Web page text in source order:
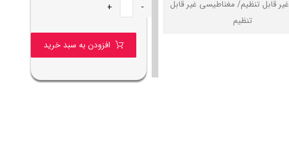
قابل تنظیم/ مغناطیسی غیر قابل
تنظیم
-
+
افزودن به سبد خرید